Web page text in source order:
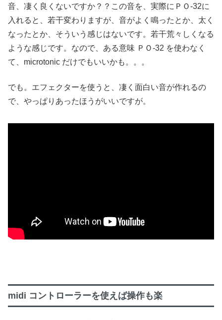
音、凄く良くないですか？？この音を、実際にＰＯ-32に
入れると、若干変わりますが、音がよく鳴ったとか、太く
なったとか、そういう感じはないです。若干荒々しくなる
ような感じです。なので、ある意味 ＰＯ-32 を使わなく
て、microtonic だけでもいいかも。。。
でも。エフェクターを使うと、凄く面白い音が作れるの
で、やっぱりあったほうがいいですが。
midi コントローラーを使えば操作も楽